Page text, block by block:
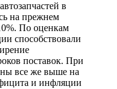
в
на прежнем
По оценкам
способствовали
поставок. При
все же выше на
и инфляции